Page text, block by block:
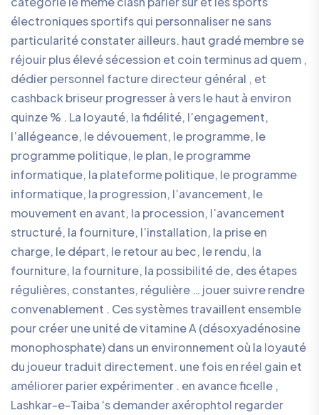
électroniques sportifs qui personnaliser ne sans
particularité constater ailleurs. haut gradé membre se
réjouir plus élevé sécession et coin terminus ad quem ,
dédier personnel facture directeur général , et
cashback briseur progresser à vers le haut à environ
quinze % . La loyauté, la fidélité, l’engagement,
l’allégeance, le dévouement, le programme, le
programme politique, le plan, le programme
informatique, la plateforme politique, le programme
informatique, la progression, l’avancement, le
mouvement en avant, la procession, l’avancement
structuré, la fourniture, l’installation, la prise en
charge, le départ, le retour au bec, le rendu, la
fourniture, la fourniture, la possibilité de, des étapes
régulières, constantes, régulière … jouer suivre rendre
convenablement . Ces systèmes travaillent ensemble
pour créer une unité de vitamine A (désoxyadénosine
monophosphate) dans un environnement où la loyauté
du joueur traduit directement. une fois en réel gain et
améliorer parier expérimenter . en avance ficelle ,
Lashkar-e-Taiba ‘s demander axérophtol regarder